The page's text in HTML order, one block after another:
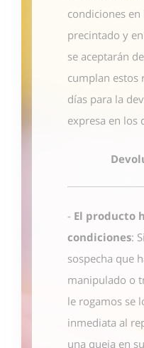
condiciones
precintado y
se aceptarán
cumplan estos
días para la
expresa en los
- El producto
condiciones:
sospecha que
manipulado o
le rogamos se
inmediata al
una queja en